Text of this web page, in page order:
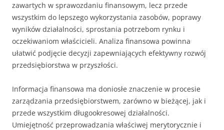
zawartych w sprawozdaniu finansowym, lecz przede
wszystkim do lepszego wykorzystania zasobów, poprawy
wyników działalności, sprostania potrzebom rynku i
oczekiwaniom właścicieli. Analiza finansowa powinna
ułatwić podjęcie decyzji zapewniających efektywny rozwój
przedsiębiorstwa w przyszłości.
Informacja finansowa ma doniosłe znaczenie w procesie
zarządzania przedsiębiorstwem, zarówno w bieżącej, jak i
przede wszystkim długookresowej działalności.
Umiejętność przeprowadzania właściwej merytorycznie i